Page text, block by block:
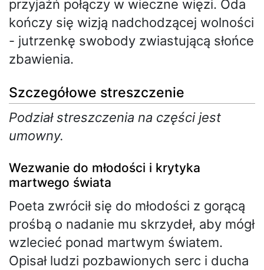
przyjaźń połączy w wieczne więzi. Oda
kończy się wizją nadchodzącej wolności
- jutrzenkę swobody zwiastującą słońce
zbawienia.
Szczegółowe streszczenie
Podział streszczenia na części jest
umowny.
Wezwanie do młodości i krytyka
martwego świata
Poeta zwrócił się do młodości z gorącą
prośbą o nadanie mu skrzydeł, aby mógł
wzlecieć ponad martwym światem.
Opisał ludzi pozbawionych serc i ducha